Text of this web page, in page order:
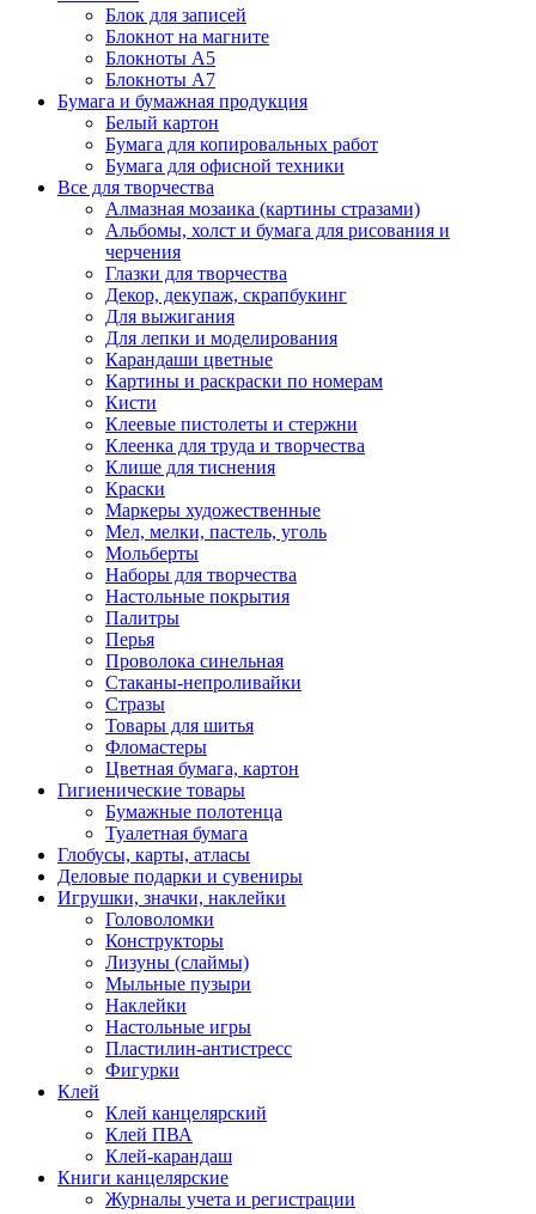
Блок для записей
Блокнот на магните
Блокноты А5
Блокноты А7
Бумага и бумажная продукция
Белый картон
Бумага для копировальных работ
Бумага для офисной техники
Все для творчества
Алмазная мозаика (картины стразами)
Альбомы, холст и бумага для рисования и
черчения
Глазки для творчества
Декор, декупаж, скрапбукинг
Для выжигания
Для лепки и моделирования
Карандаши цветные
Картины и раскраски по номерам
Кисти
Клеевые пистолеты и стержни
Клеенка для труда и творчества
Клише для тиснения
Краски
Маркеры художественные
Мел, мелки, пастель, уголь
Мольберты
Наборы для творчества
Настольные покрытия
Палитры
Перья
Проволока синельная
Стаканы-непроливайки
Стразы
Товары для шитья
Фломастеры
Цветная бумага, картон
Гигиенические товары
Бумажные полотенца
Туалетная бумага
Глобусы, карты, атласы
Деловые подарки и сувениры
Игрушки, значки, наклейки
Головоломки
Конструкторы
Лизуны (слаймы)
Мыльные пузыри
Наклейки
Настольные игры
Пластилин-антистресс
Фигурки
Клей
Клей канцелярский
Клей ПВА
Клей-карандаш
Книги канцелярские
Журналы учета и регистрации